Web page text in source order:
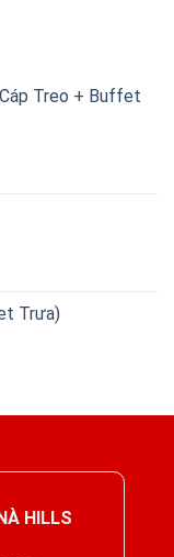
Treo + Buffet
Trưa)
HILLS